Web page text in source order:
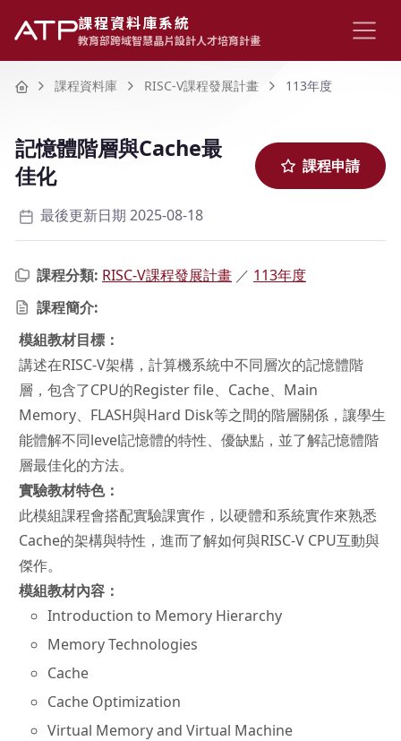
課程資料庫系統
教育部跨域智慧晶片設計人才培育計畫
Home課程資料庫 RISC-V課程發展計畫 113年度
記憶體階層與Cache最
佳化
課程申請
最後更新日期 2025-08-18
課程分類: RISC-V課程發展計畫 ／ 113年度
課程簡介:
模組教材目標：
講述在RISC-V架構，計算機系統中不同層次的記憶體階
層，包含了CPU的Register file、Cache、Main
Memory、FLASH與Hard Disk等之間的階層關係，讓學生
能體解不同level記憶體的特性、優缺點，並了解記憶體階
層最佳化的方法。
實驗教材特色：
此模組課程會搭配實驗課實作，以硬體和系統實作來熟悉
Cache的架構與特性，進而了解如何與RISC-V CPU互動與
傑作。
模組教材內容：
Introduction to Memory Hierarchy
Memory Technologies
Cache
Cache Optimization
Virtual Memory and Virtual Machine